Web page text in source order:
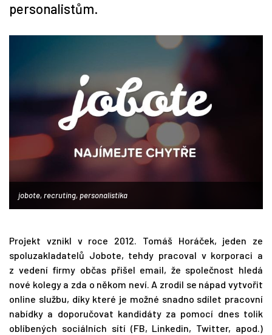
personalistům.
jobote, recruting, personalistika
Projekt vznikl v roce 2012. Tomáš Horáček, jeden ze
spoluzakladatelů Jobote, tehdy pracoval v korporaci a
z vedení firmy občas přišel email, že společnost hledá
nové kolegy a zda o někom neví. A zrodil se nápad vytvořit
online službu, díky které je možné snadno sdílet pracovní
nabídky a doporučovat kandidáty za pomocí dnes tolik
oblíbených sociálních sítí (FB, Linkedin, Twitter, apod.)